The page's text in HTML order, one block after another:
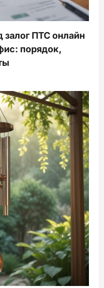
ПТС онлайн
порядок,